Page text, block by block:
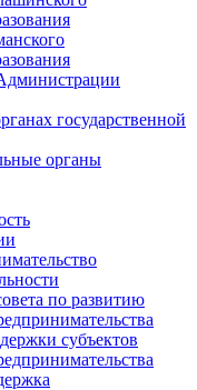
государственной
органы
по развитию
субъектов